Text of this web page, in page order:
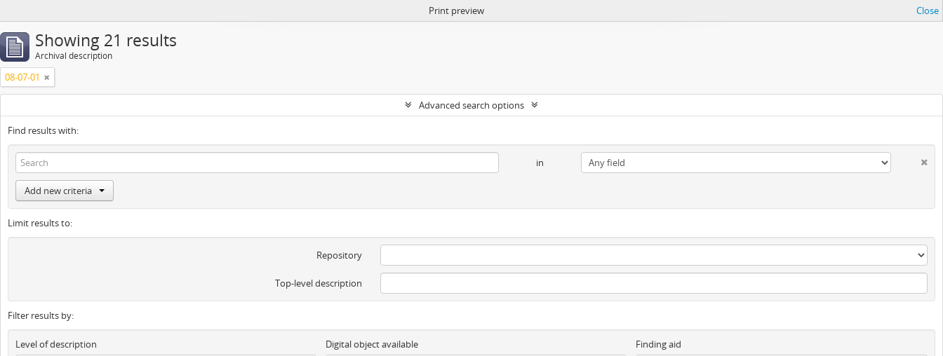
Print preview Close
Showing 21 results
Archival description
08-07-01
Advanced search options
Find results with:
in
Add new criteria
Limit results to:
Repository
Top-level description
Filter results by:
Level of description Digital object available Finding aid